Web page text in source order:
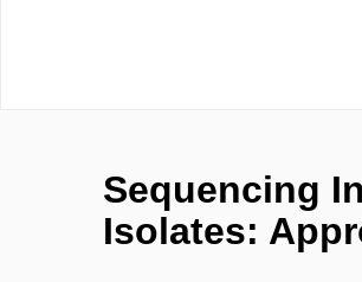
Sequencing
Isolates: